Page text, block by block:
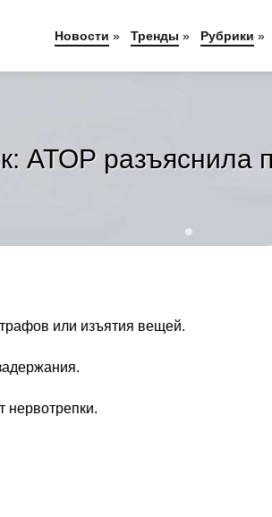
АТОР разъяснила
или изъятия вещей.
нервотрепки.
Новости » Тренды » Рубрики »